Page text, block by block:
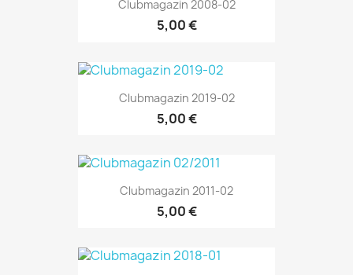
Clubmagazin 2008-02
5,00 €
Clubmagazin 2019-02
5,00 €
Clubmagazin 2011-02
5,00 €